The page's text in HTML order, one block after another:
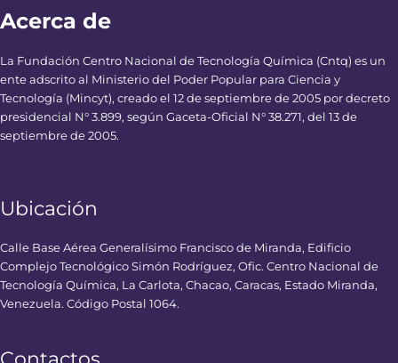
Acerca de
La Fundación Centro Nacional de Tecnología Química (Cntq) es un
ente adscrito al Ministerio del Poder Popular para Ciencia y
Tecnología (Mincyt), creado el 12 de septiembre de 2005 por decreto
presidencial N° 3.899, según Gaceta-Oficial N° 38.271, del 13 de
septiembre de 2005.
Ubicación
Calle Base Aérea Generalísimo Francisco de Miranda, Edificio
Complejo Tecnológico Simón Rodríguez, Ofic. Centro Nacional de
Tecnología Química, La Carlota, Chacao, Caracas, Estado Miranda,
Venezuela. Código Postal 1064.
Contactos